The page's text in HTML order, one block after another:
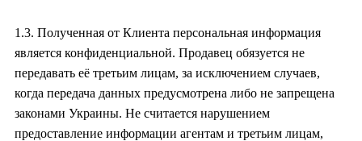
1.3. Полученная от Клиента персональная информация
является конфиденциальной. Продавец обязуется не
передавать её третьим лицам, за исключением случаев,
когда передача данных предусмотрена либо не запрещена
законами Украины. Не считается нарушением
предоставление информации агентам и третьим лицам,